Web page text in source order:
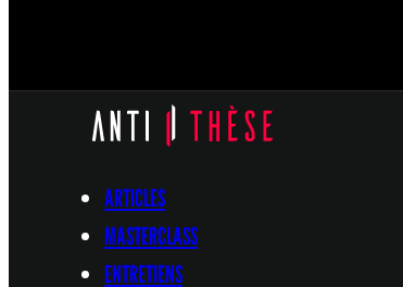
ARTICLES
MASTERCLASS
ENTRETIENS